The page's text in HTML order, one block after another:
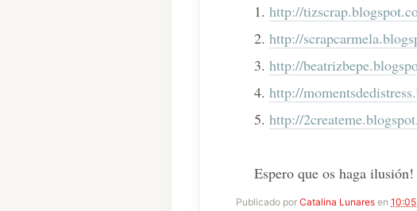
1. http://
2. http://
3. http://
4. http://
5. http://
Espero que os haga ilusión!
Publicado por Catalina Lunares en 10:05